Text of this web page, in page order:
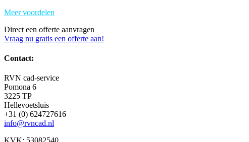
Meer voordelen
Direct een offerte aanvragen
Vraag nu gratis een offerte aan!
Contact:
RVN cad-service
Pomona 6
3225 TP
Hellevoetsluis
+31 (0) 624727616
info@rvncad.nl